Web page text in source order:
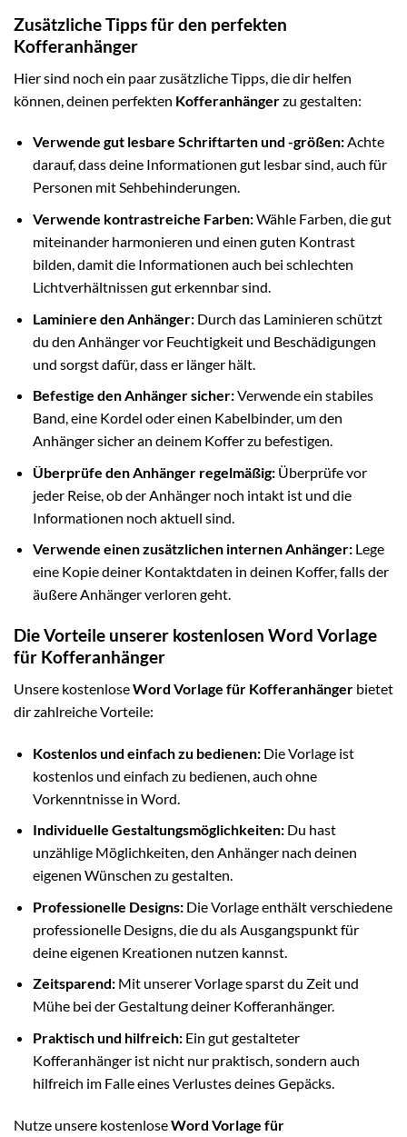
Zusätzliche Tipps für den perfekten
Kofferanhänger
Hier sind noch ein paar zusätzliche Tipps, die dir helfen
können, deinen perfekten Kofferanhängerzu gestalten:
Verwende gut lesbare Schriftarten und -größen:Achte
darauf, dass deine Informationen gut lesbar sind, auch für
Personen mit Sehbehinderungen.
Verwende kontrastreiche Farben:Wähle Farben, die gut
miteinander harmonieren und einen guten Kontrast
bilden, damit die Informationen auch bei schlechten
Lichtverhältnissen gut erkennbar sind.
Laminiere den Anhänger:Durch das Laminieren schützt
du den Anhänger vor Feuchtigkeit und Beschädigungen
und sorgst dafür, dass er länger hält.
Befestige den Anhänger sicher:Verwende ein stabiles
Band, eine Kordel oder einen Kabelbinder, um den
Anhänger sicher an deinem Koffer zu befestigen.
Überprüfe den Anhänger regelmäßig:Überprüfe vor
jeder Reise, ob der Anhänger noch intakt ist und die
Informationen noch aktuell sind.
Verwende einen zusätzlichen internen Anhänger:Lege
eine Kopie deiner Kontaktdaten in deinen Koffer, falls der
äußere Anhänger verloren geht.
Die Vorteile unserer kostenlosen Word Vorlage
für Kofferanhänger
Unsere kostenloseWord Vorlage für Kofferanhänger bietet
dir zahlreiche Vorteile:
Kostenlos und einfach zu bedienen:Die Vorlage ist
kostenlos und einfach zu bedienen, auch ohne
Vorkenntnisse in Word.
Individuelle Gestaltungsmöglichkeiten:Du hast
unzählige Möglichkeiten, den Anhänger nach deinen
eigenen Wünschen zu gestalten.
Professionelle Designs:Die Vorlage enthält verschiedene
professionelle Designs, die du als Ausgangspunkt für
deine eigenen Kreationen nutzen kannst.
Zeitsparend:Mit unserer Vorlage sparst du Zeit und
Mühe bei der Gestaltung deiner Kofferanhänger.
Praktisch und hilfreich:Ein gut gestalteter
Kofferanhänger ist nicht nur praktisch, sondern auch
hilfreich im Falle eines Verlustes deines Gepäcks.
Nutze unsere kostenloseWord Vorlage für